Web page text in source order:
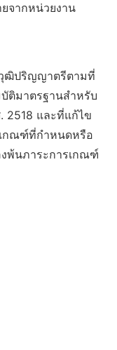
จากหน่วยงาน
ฒิปริญญาตรีตามที่
มาตรฐานสำหรับ
2518 และที่แก้ไข
กณฑ์ที่กำหนดหรือ
พ้นภาระการเกณฑ์